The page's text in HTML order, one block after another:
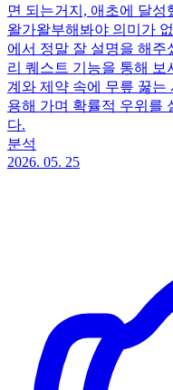
면 되는거지, 애초에 달성
왈가왈부해봐야 의미가
에서 정말 잘 설명을 해
리 퀘스트 기능을 통해
계와 제약 속에 무릎 꿇는
용해 가며 확률적 우위를
다.
분석
2026. 05. 25